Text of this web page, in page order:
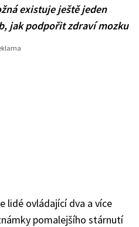
existuje ještě jeden
jak podpořit zdraví mozku
lidé ovládající dva a více
pomalejšího stárnutí